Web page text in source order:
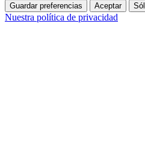
Guardar preferencias Aceptar
Nuestra política de privacidad